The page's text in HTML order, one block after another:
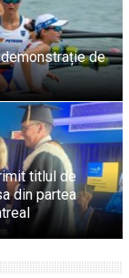
de
titlul de
din partea